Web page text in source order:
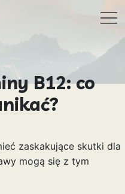
B12: co
zaskakujące skutki dla
mogą się z tym